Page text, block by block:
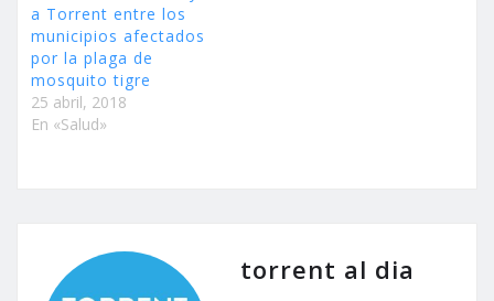
a Torrent entre los
municipios afectados
por la plaga de
mosquito tigre
25 abril, 2018
En «Salud»
torrent al dia